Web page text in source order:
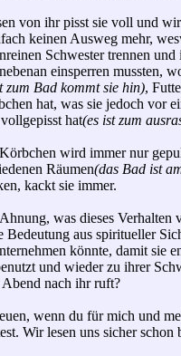
von ihr pisst sie voll und
keinen Ausweg mehr,
Schwester trennen und
einsperren mussten,
zum Bad kommt sie hin),
hat, was sie jedoch vor
hat(es ist zum
wird immer nur
Räumen(das Bad ist
kackt sie immer.
was dieses Verhalten
aus spiritueller
könnte, damit sie
und wieder zu ihrer
nach ihr ruft?
wenn du für mich und
Wir lesen uns sicher schon